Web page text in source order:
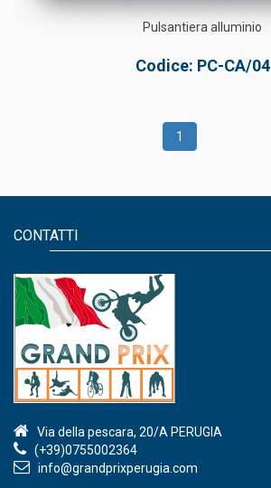
Pulsantiera alluminio
Codice: PC-CA/04
1
CONTATTI
Via della pescara, 20/A PERUGIA
(+39)0755002364
info@grandprixperugia.com